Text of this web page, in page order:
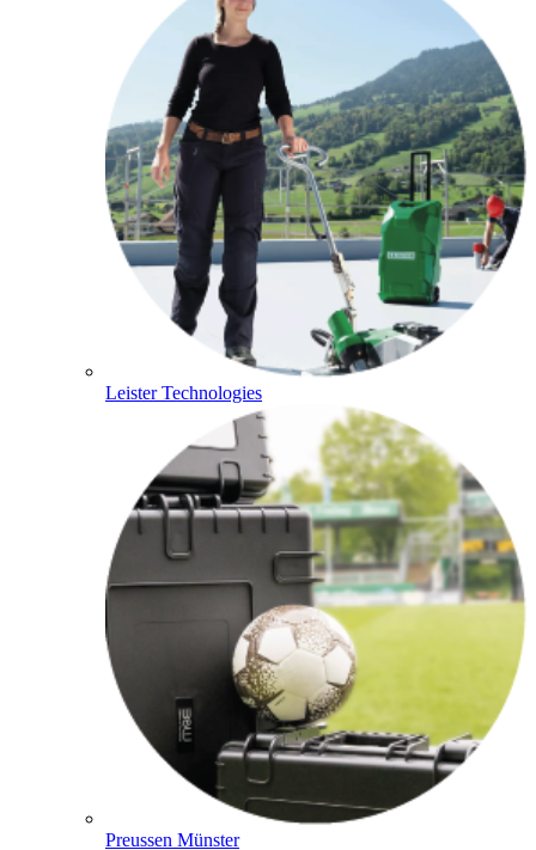
Leister Technologies
Preussen Münster